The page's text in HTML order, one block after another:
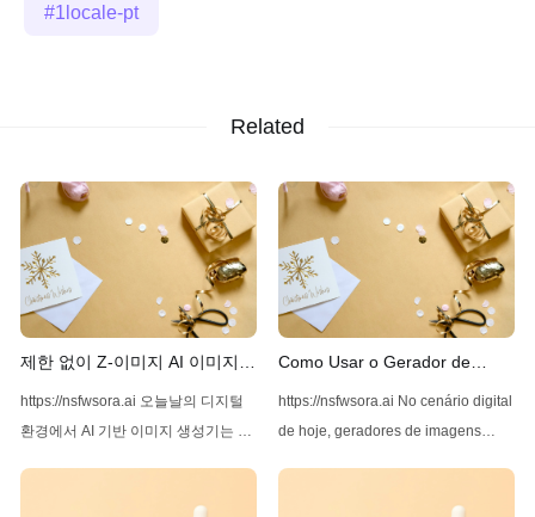
1locale-pt
Related
제한 없이 Z-이미지 AI 이미지
생성기 사용하기
https://nsfwsora.ai 오늘날의 디지털
환경에서 AI 기반 이미지 생성기는 고
Como Usar o Gerador de
Imagens Z-Image AI Sem
Restrições
https://nsfwsora.ai No cenário digital
de hoje, geradores de imagens